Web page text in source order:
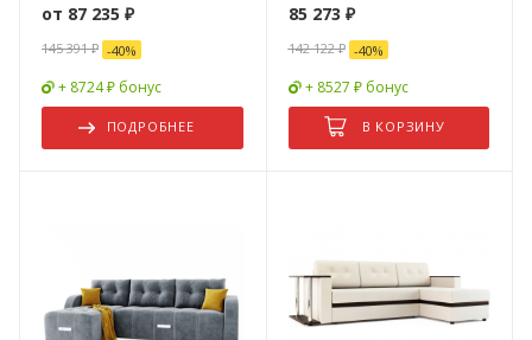
от 87 235 ₽
145 391 ₽ -40%
+ 8724 ₽ бонус
ПОДРОБНЕЕ
85 273 ₽
142 122₽ -40%
+ 8527 ₽ бонус
В КОРЗИНУ